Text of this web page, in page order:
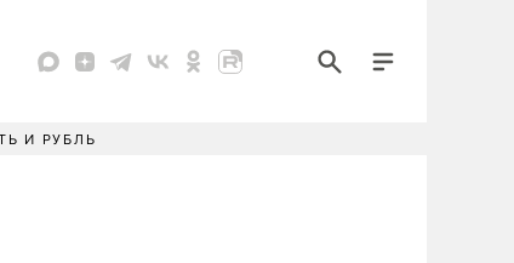
И РУБЛЬ